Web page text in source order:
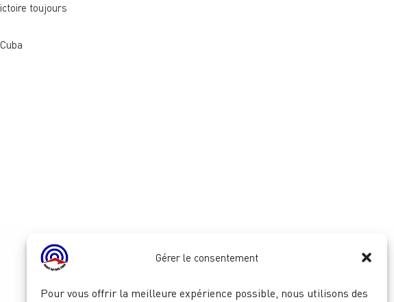
Gérer le consentement
Pour vous offrir la meilleure expérience possible, nous utilisons des
toujours